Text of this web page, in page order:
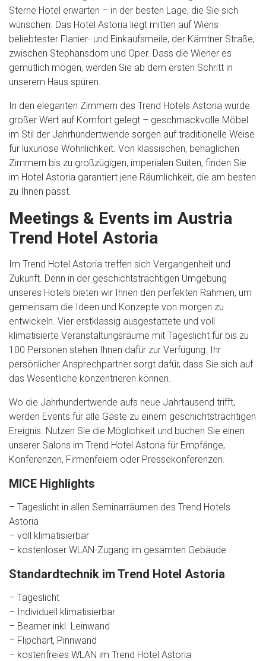
Sterne Hotel erwarten – in der besten Lage, die Sie sich
wünschen. Das Hotel Astoria liegt mitten auf Wiens
beliebtester Flanier- und Einkaufsmeile, der Kärntner Straße,
zwischen Stephansdom und Oper. Dass die Wiener es
gemütlich mögen, werden Sie ab dem ersten Schritt in
unserem Haus spüren.
In den eleganten Zimmern des Trend Hotels Astoria wurde
großer Wert auf Komfort gelegt – geschmackvolle Möbel
im Stil der Jahrhundertwende sorgen auf traditionelle Weise
für luxuriöse Wohnlichkeit. Von klassischen, behaglichen
Zimmern bis zu großzügigen, imperialen Suiten, finden Sie
im Hotel Astoria garantiert jene Räumlichkeit, die am besten
zu Ihnen passt.
Meetings & Events im Austria
Trend Hotel Astoria
Im Trend Hotel Astoria treffen sich Vergangenheit und
Zukunft. Denn in der geschichtsträchtigen Umgebung
unseres Hotels bieten wir Ihnen den perfekten Rahmen, um
gemeinsam die Ideen und Konzepte von morgen zu
entwickeln. Vier erstklassig ausgestattete und voll
klimatisierte Veranstaltungsräume mit Tageslicht für bis zu
100 Personen stehen Ihnen dafür zur Verfügung. Ihr
persönlicher Ansprechpartner sorgt dafür, dass Sie sich auf
das Wesentliche konzentrieren können.
Wo die Jahrhundertwende aufs neue Jahrtausend trifft,
werden Events für alle Gäste zu einem geschichtsträchtigen
Ereignis. Nutzen Sie die Möglichkeit und buchen Sie einen
unserer Salons im Trend Hotel Astoria für Empfänge,
Konferenzen, Firmenfeiern oder Pressekonferenzen.
MICE Highlights
– Tageslicht in allen Seminarräumen des Trend Hotels
Astoria
– voll klimatisierbar
– kostenloser WLAN-Zugang im gesamten Gebäude
Standardtechnik im Trend Hotel Astoria
– Tageslicht
– Individuell klimatisierbar
– Beamer inkl. Leinwand
– Flipchart, Pinnwand
– kostenfreies WLAN im Trend Hotel Astoria